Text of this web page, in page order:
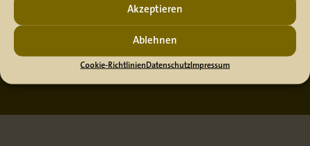
Akzeptieren
Ablehnen
Cookie-Richtlinien Datenschutz Impressum
muss die Lieferung leider zurückgehalten werden.
Vielen Dank für Ihr Verständnis!
Quelle und weitere Informationen: § 9 Jugendschutzgesetz